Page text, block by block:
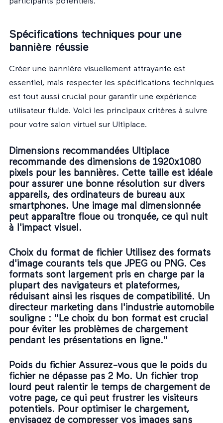
Spécifications techniques pour une
bannière réussie
Créer une bannière visuellement attrayante est
essentiel, mais respecter les spécifications techniques
est tout aussi crucial pour garantir une expérience
utilisateur fluide. Voici les principaux critères à suivre
pour votre salon virtuel sur Ultiplace.
Dimensions recommandées Ultiplace
recommande des dimensions de 1920x1080
pixels pour les bannières. Cette taille est idéale
pour assurer une bonne résolution sur divers
appareils, des ordinateurs de bureau aux
smartphones. Une image mal dimensionnée
peut apparaître floue ou tronquée, ce qui nuit
à l'impact visuel.
Choix du format de fichier Utilisez des formats
d'image courants tels que JPEG ou PNG. Ces
formats sont largement pris en charge par la
plupart des navigateurs et plateformes,
réduisant ainsi les risques de compatibilité. Un
directeur marketing dans l'industrie automobile
souligne : "Le choix du bon format est crucial
pour éviter les problèmes de chargement
pendant les présentations en ligne."
Poids du fichier Assurez-vous que le poids du
fichier ne dépasse pas 2 Mo. Un fichier trop
lourd peut ralentir le temps de chargement de
votre page, ce qui peut frustrer les visiteurs
potentiels. Pour optimiser le chargement,
envisagez de compresser vos images sans